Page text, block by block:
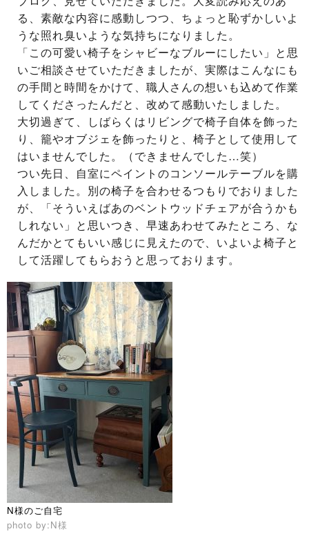
る、素敵な内容に感動しつつ、ちょっと恥ずかしいよ
うな照れ臭いような気持ちになりました。
「この可愛い椅子をシャビーなブルーにしたい」と思
いご相談させていただきましたが、実際はこんなにも
の手間と時間をかけて、職人さんの想いも込めて作業
してくださったんだと、改めて感動いたしました。
大切過ぎて、しばらくはリビングで椅子自体を飾った
り、籠やオブジェを飾ったりと、椅子として使用して
はいませんでした。（できませんでした…笑）
つい先日、自室にペイントのコンソールテーブルを購
入しました。別の椅子を合わせるつもりでおりました
が、「そういえばあのベントウッドチェアが合うかも
しれない」と思いつき、早速あわせてみたところ、な
んだかとてもいい感じに見えたので、いよいよ椅子と
して活躍してもらおうと思っております。
N様のご自宅
photo by:N様